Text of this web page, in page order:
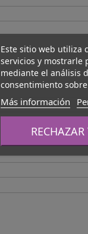
Este sitio web utiliza
servicios y mostrarle
mediante el análisis
consentimiento
Más información